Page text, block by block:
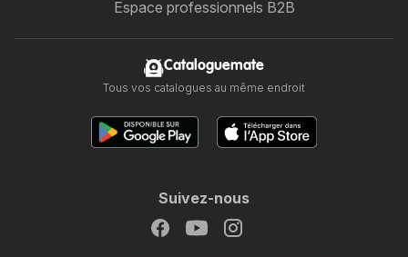
Espace professionnels B2B
Cataloguemate
Tous vos catalogues au même endroit
Suivez-nous